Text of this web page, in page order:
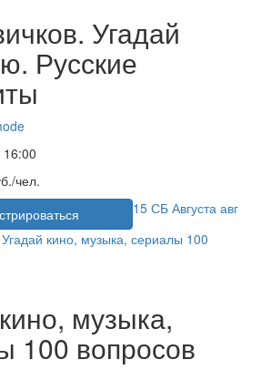
Угадай
Русские
16:00
чел.
15 СБ Августа авг
музыка,
100 вопросов